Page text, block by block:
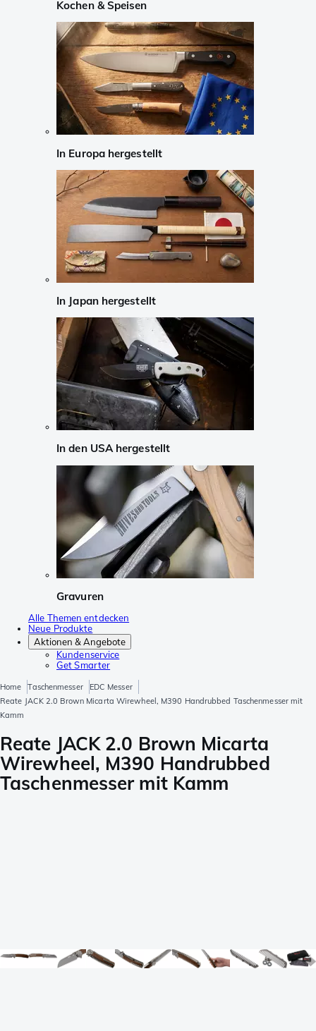
Kochen & Speisen
In Europa hergestellt
In Japan hergestellt
In den USA hergestellt
Gravuren
Alle Themen entdecken
Neue Produkte
Aktionen & Angebote
Kundenservice
Get Smarter
Home Taschenmesser
EDC Messer
Reate JACK 2.0 Brown Micarta Wirewheel, M390 Handrubbed Taschenmesser mit
Kamm
Reate JACK 2.0 Brown Micarta
Wirewheel, M390 Handrubbed
Taschenmesser mit Kamm